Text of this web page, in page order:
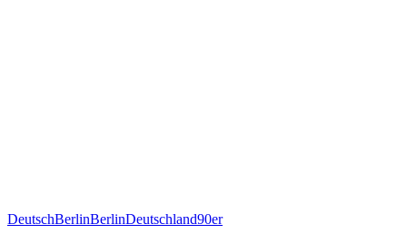
DeutschBerlinBerlinDeutschland90er